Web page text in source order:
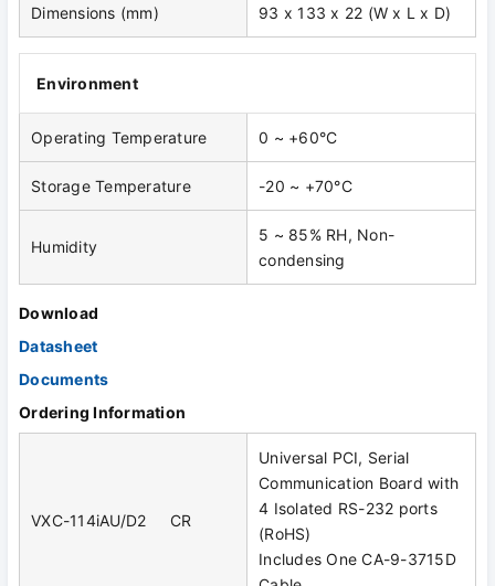
Dimensions (mm) 93 x 133 x 22 (W x L x D)
Environment
Operating Temperature 0 ~ +60°C
Storage Temperature -20 ~ +70°C
Humidity
5 ~ 85% RH, Non-
condensing
Download
Datasheet
Documents
Ordering Information
VXC-114iAU/D2 CR
Universal PCI, Serial
Communication Board with
4 Isolated RS-232 ports
(RoHS)
Includes One CA-9-3715D